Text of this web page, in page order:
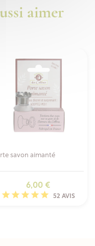
aimer
savon aimanté
Prix
6,00 €
52 AVIS